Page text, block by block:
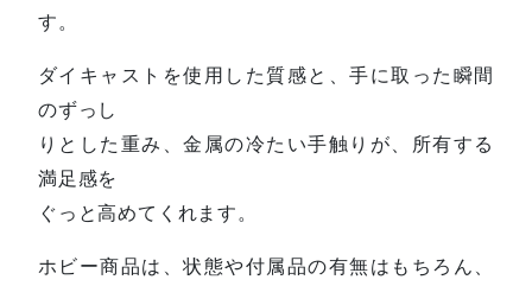
す。
ダイキャストを使用した質感と、手に取った瞬間
のずっし
りとした重み、金属の冷たい手触りが、所有する
満足感を
ぐっと高めてくれます。
ホビー商品は、状態や付属品の有無はもちろん、